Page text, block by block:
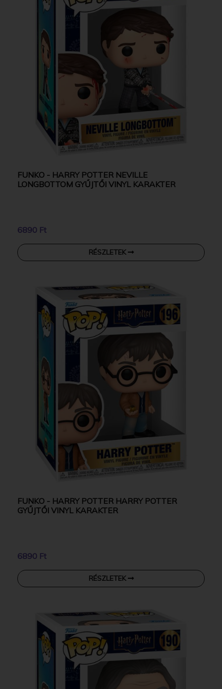
FUNKO - HARRY POTTER NEVILLE
LONGBOTTOM GYŰJTŐI VINYL KARAKTER
6890 Ft
RÉSZLETEK
FUNKO - HARRY POTTER HARRY POTTER
GYŰJTŐI VINYL KARAKTER
6890 Ft
RÉSZLETEK